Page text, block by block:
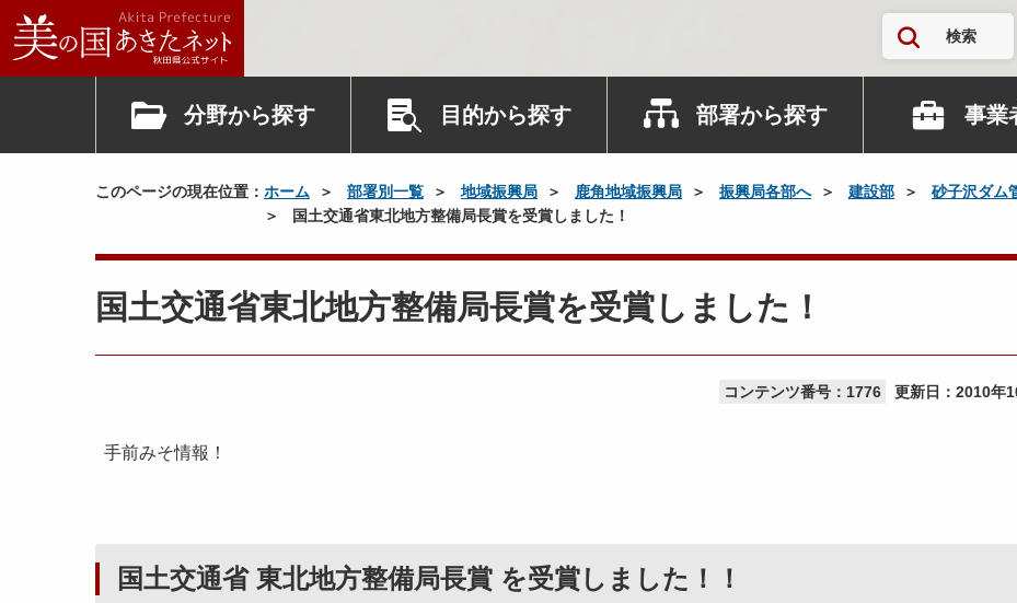
検索
分野から探す 目的から探す 部署から探す 事業
このページの現在位置： ホーム 部署別一覧 地域振興局 鹿角地域振興局 振興局各部へ 建設部 砂子沢ダム
国土交通省東北地方整備局長賞を受賞しました！
国土交通省東北地方整備局長賞を受賞しました！
コンテンツ番号：1776 更新日： 2010年
手前みそ情報！
国土交通省 東北地方整備局長賞 を受賞しました！！